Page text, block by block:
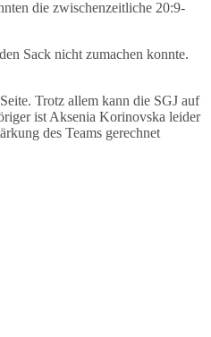
die zwischenzeitliche 20:9-
Sack nicht zumachen konnte.
Trotz allem kann die SGJ auf
ist Aksenia Korinovska leider
des Teams gerechnet